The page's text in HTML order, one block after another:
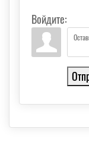
Войдите: